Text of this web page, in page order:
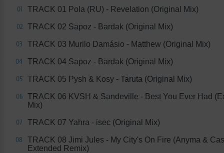
01 TRACK 01 Pola (RU) - Revelation (Original Mix)
02 TRACK 02 Sapoz - Bardak (Original Mix)
03 TRACK 03 Murilo Damásio - Matthew (Original Mix)
04 TRACK 04 Sapoz - Bardak (Original Mix)
05 TRACK 05 Pysh & Kosy - Taruta (Original Mix)
06
TRACK 06 KVSH & Sandeville - Best You Ever Had
Mix)
07 TRACK 07 Yahra - isec (Original Mix)
08
TRACK 08 Jimi Jules - My City's On Fire (Anyma &
Extended Remix)